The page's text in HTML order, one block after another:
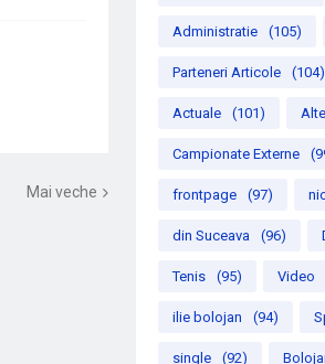
Mai veche
Administratie (105)
Parteneri Articole (104)
Actuale (101)
Campionate Externe
frontpage (97)
din Suceava (96)
Tenis (95) Video
ilie bolojan (94)
single (92)